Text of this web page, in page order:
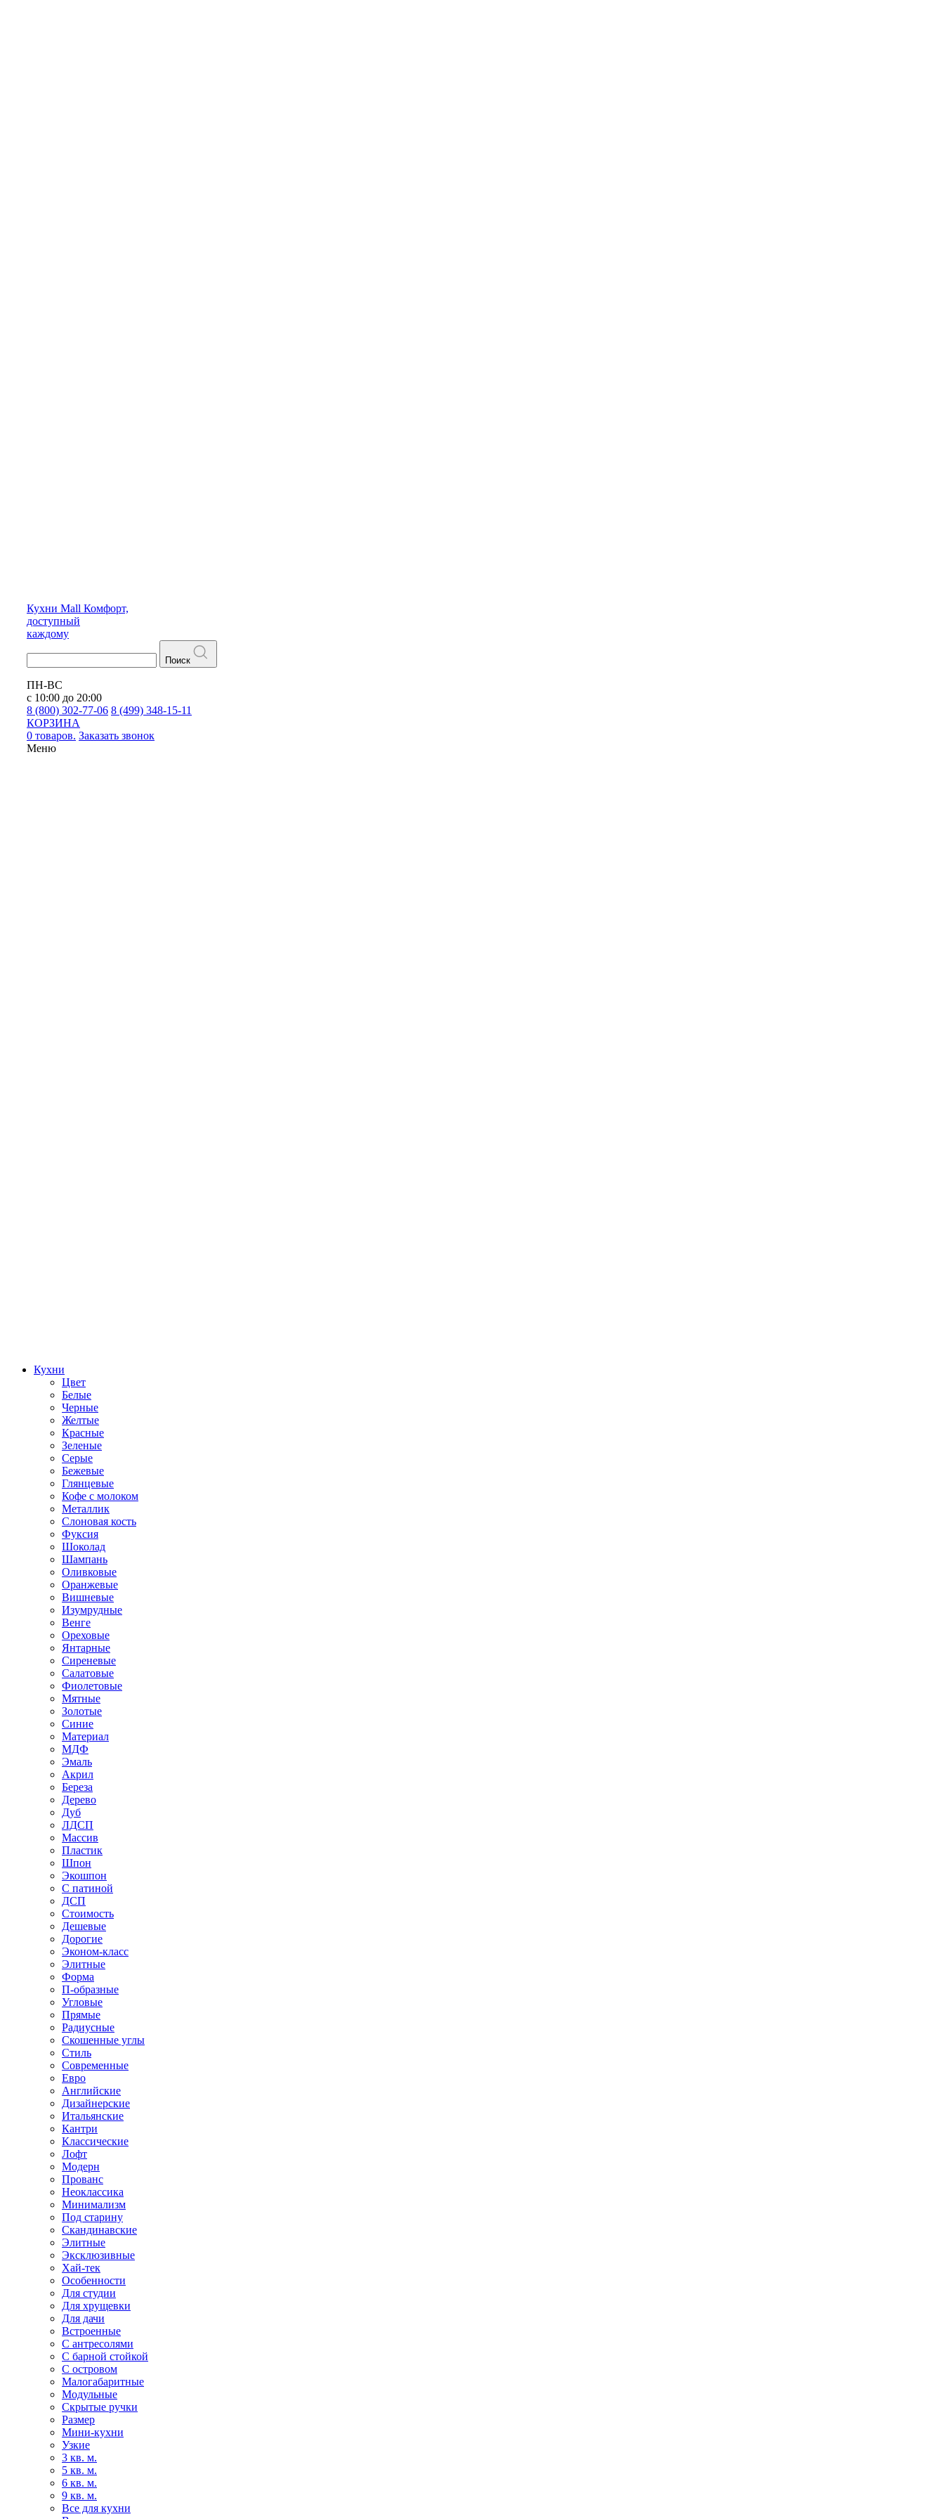
Кухни Mall Комфорт,
доступный
каждому
Поиск
ПН-ВС
с 10:00 до 20:00
8 (800) 302-77-06 8 (499) 348-15-11
КОРЗИНА
0 товаров. Заказать звонок
Меню
Кухни
Цвет
Белые
Черные
Желтые
Красные
Зеленые
Серые
Бежевые
Глянцевые
Кофе с молоком
Металлик
Слоновая кость
Фуксия
Шоколад
Шампань
Оливковые
Оранжевые
Вишневые
Изумрудные
Венге
Ореховые
Янтарные
Сиреневые
Салатовые
Фиолетовые
Мятные
Золотые
Синие
Материал
МДФ
Эмаль
Акрил
Береза
Дерево
Дуб
ЛДСП
Массив
Пластик
Шпон
Экошпон
С патиной
ДСП
Стоимость
Дешевые
Дорогие
Эконом-класс
Элитные
Форма
П-образные
Угловые
Прямые
Радиусные
Скошенные углы
Стиль
Современные
Евро
Английские
Дизайнерские
Итальянские
Кантри
Классические
Лофт
Модерн
Прованс
Неоклассика
Минимализм
Под старину
Скандинавские
Элитные
Эксклюзивные
Хай-тек
Особенности
Для студии
Для хрущевки
Для дачи
Встроенные
С антресолями
С барной стойкой
С островом
Малогабаритные
Модульные
Скрытые ручки
Размер
Мини-кухни
Узкие
3 кв. м.
5 кв. м.
6 кв. м.
9 кв. м.
Все для кухни